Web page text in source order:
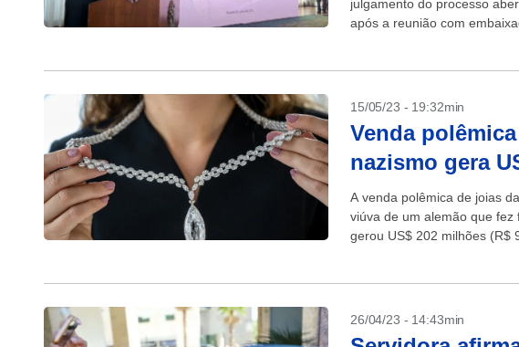
julgamento do processo
após a reunião com
15/05/23 - 19:32min
Venda
nazismo gera
A venda polêmica de joias
viúva de um alemão que
gerou US$ 202 milhões (R$
26/04/23 - 14:43min